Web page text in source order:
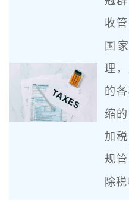
收
国
理
的
缩
加
规
除